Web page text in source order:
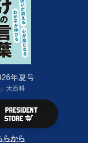
年夏号
大百科
らから